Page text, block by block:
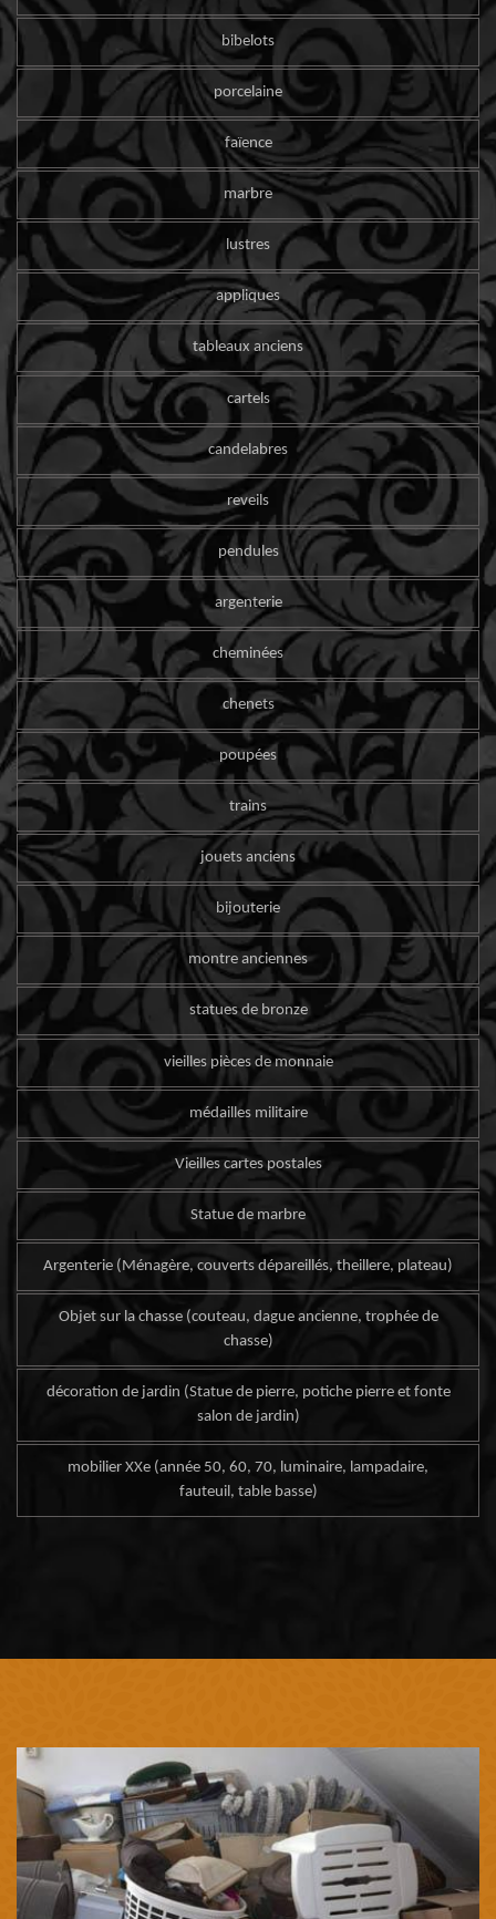
bibelots
porcelaine
faïence
marbre
lustres
appliques
tableaux anciens
cartels
candelabres
reveils
pendules
argenterie
cheminées
chenets
poupées
trains
jouets anciens
bijouterie
montre anciennes
statues de bronze
vieilles pièces de monnaie
médailles militaire
Vieilles cartes postales
Statue de marbre
Argenterie (Ménagère, couverts dépareillés, theillere, plateau)
Objet sur la chasse (couteau, dague ancienne, trophée de
chasse)
décoration de jardin (Statue de pierre, potiche pierre et fonte
salon de jardin)
mobilier XXe (année 50, 60, 70, luminaire, lampadaire,
fauteuil, table basse)